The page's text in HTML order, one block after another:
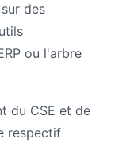
des
ou l'arbre
du CSE et de
respectif